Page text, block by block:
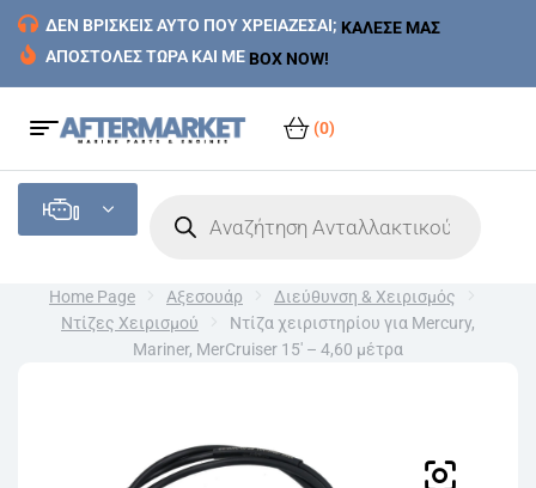
ΔΕΝ ΒΡΙΣΚΕΙΣ ΑΥΤΟ ΠΟΥ ΧΡΕΙΑΖΕΣΑΙ; ΚΑΛΕΣΕ ΜΑΣ
ΑΠΟΣΤΟΛΕΣ ΤΩΡΑ ΚΑΙ ΜΕ BOX NOW!
(0)
Home Page Αξεσουάρ
Διεύθυνση & Χειρισμός
Ντίζες Χειρισμού
Ντίζα χειριστηρίου για Mercury,
Mariner, MerCruiser 15′ – 4,60 μέτρα